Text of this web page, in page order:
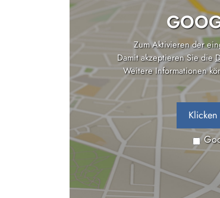
Zum Aktivieren der
Damit akzeptieren Sie die
Weitere Informationen